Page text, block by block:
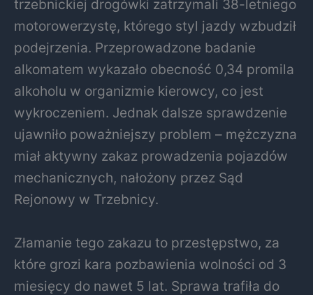
trzebnickiej drogówki zatrzymali 38-letniego
motorowerzystę, którego styl jazdy wzbudził
podejrzenia. Przeprowadzone badanie
alkomatem wykazało obecność 0,34 promila
alkoholu w organizmie kierowcy, co jest
wykroczeniem. Jednak dalsze sprawdzenie
ujawniło poważniejszy problem – mężczyzna
miał aktywny zakaz prowadzenia pojazdów
mechanicznych, nałożony przez Sąd
Rejonowy w Trzebnicy.
Złamanie tego zakazu to przestępstwo, za
które grozi kara pozbawienia wolności od 3
miesięcy do nawet 5 lat. Sprawa trafiła do